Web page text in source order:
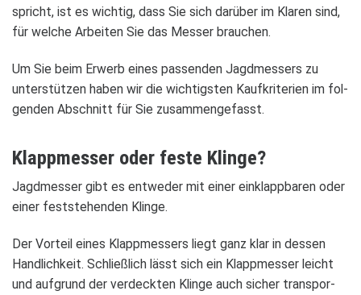
spricht, ist es wich­tig, dass Sie sich dar­über im Kla­ren sind,
für wel­che Arbei­ten Sie das Mes­ser brau­chen.
Um Sie beim Erwerb eines pas­sen­den Jagd­mes­sers zu
unter­stüt­zen haben wir die wich­tigs­ten Kauf­kri­te­rien im fol­
gen­den Abschnitt für Sie zusam­men­ge­fasst.
Klapp­mes­ser oder feste Klinge?
Jagd­mes­ser gibt es ent­we­der mit einer ein­klapp­ba­ren oder
einer fest­ste­hen­den Klinge.
Der Vor­teil eines Klapp­mes­sers liegt ganz klar in des­sen
Hand­lich­keit. Schließ­lich lässt sich ein Klapp­mes­ser leicht
und auf­grund der ver­deck­ten Klinge auch sicher trans­por­